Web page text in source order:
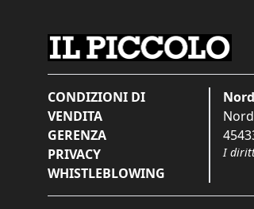
CONDIZIONI DI
VENDITA
GERENZA
PRIVACY
WHISTLEBLOWING
I